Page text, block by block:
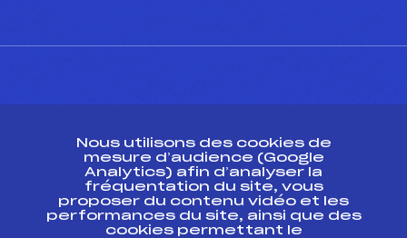
Ressources
Pass’Neige
Nous utilisons des cookies de
mesure d’audience (Google
Analytics) afin d’analyser la
fréquentation du site, vous
proposer du contenu vidéo et les
performances du site, ainsi que des
cookies permettant le